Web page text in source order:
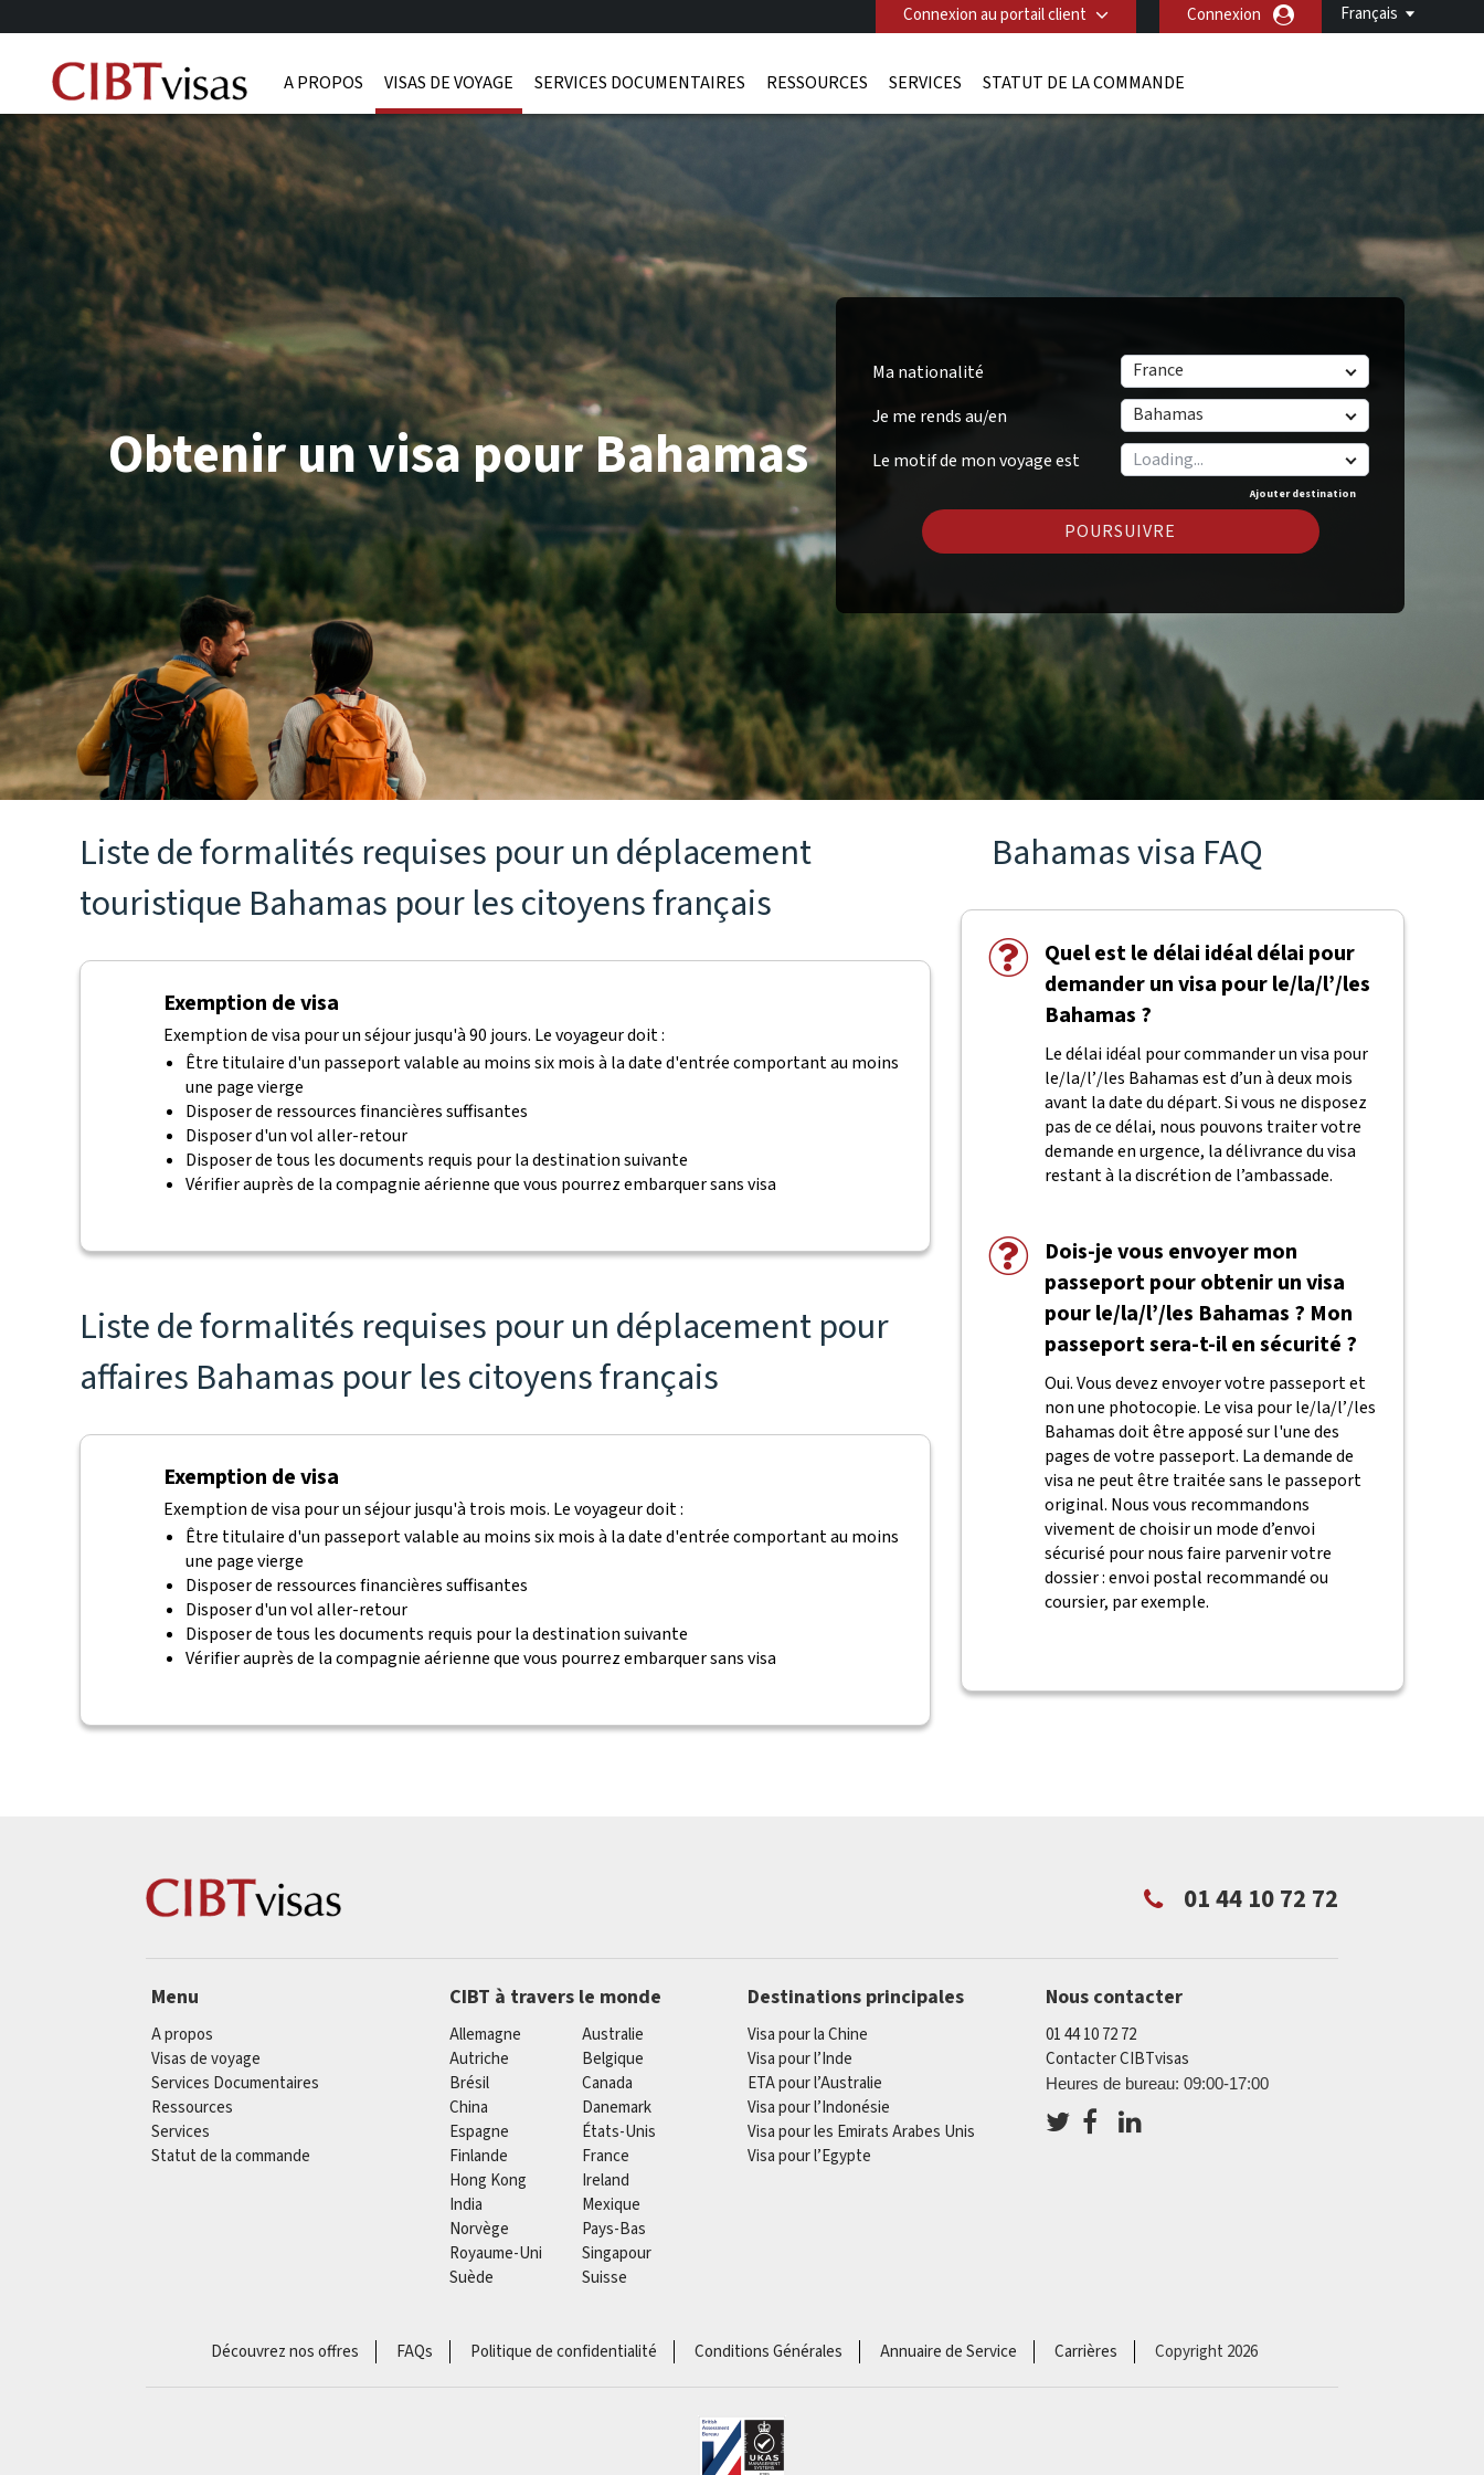
Français
Connexion au portail client Connexion
A PROPOS VISAS DE VOYAGE SERVICES DOCUMENTAIRES RESSOURCES SERVICES STATUT DE LA COMMANDE
Ma nationalité
France
Je me rends au/en
Bahamas
Le motif de mon voyage est
Ajouter destination
POURSUIVRE
Obtenir un visa pour Bahamas
Liste de formalités requises pour un déplacement
touristique Bahamas pour les citoyens français
Exemption de visa
Exemption de visa pour un séjour jusqu'à 90 jours. Le voyageur doit :
Être titulaire d'un passeport valable au moins six mois à la date d'entrée comportant au moins
une page vierge
Disposer de ressources financières suffisantes
Disposer d'un vol aller-retour
Disposer de tous les documents requis pour la destination suivante
Vérifier auprès de la compagnie aérienne que vous pourrez embarquer sans visa
Liste de formalités requises pour un déplacement pour
affaires Bahamas pour les citoyens français
Exemption de visa
Exemption de visa pour un séjour jusqu'à trois mois. Le voyageur doit :
Être titulaire d'un passeport valable au moins six mois à la date d'entrée comportant au moins
une page vierge
Disposer de ressources financières suffisantes
Disposer d'un vol aller-retour
Disposer de tous les documents requis pour la destination suivante
Vérifier auprès de la compagnie aérienne que vous pourrez embarquer sans visa
Bahamas visa FAQ
Quel est le délai idéal délai pour
demander un visa pour le/la/l’/les
Bahamas ?
Le délai idéal pour commander un visa pour
le/la/l’/les Bahamas est d’un à deux mois
avant la date du départ. Si vous ne disposez
pas de ce délai, nous pouvons traiter votre
demande en urgence, la délivrance du visa
restant à la discrétion de l’ambassade.
Dois-je vous envoyer mon
passeport pour obtenir un visa
pour le/la/l’/les Bahamas ? Mon
passeport sera-t-il en sécurité ?
Oui. Vous devez envoyer votre passeport et
non une photocopie. Le visa pour le/la/l’/les
Bahamas doit être apposé sur l'une des
pages de votre passeport. La demande de
visa ne peut être traitée sans le passeport
original. Nous vous recommandons
vivement de choisir un mode d’envoi
sécurisé pour nous faire parvenir votre
dossier : envoi postal recommandé ou
coursier, par exemple.
01 44 10 72 72
Menu
A propos
Visas de voyage
Services Documentaires
Ressources
Services
Statut de la commande
CIBT à travers le monde
Allemagne
Australie
Autriche
Belgique
Brésil
Canada
China
Danemark
Espagne
États-Unis
Finlande
France
Hong Kong
Ireland
India
Mexique
Norvège
Pays-Bas
Royaume-Uni
Singapour
Suède
Suisse
Destinations principales
Visa pour la Chine
Visa pour l’Inde
ETA pour l’Australie
Visa pour l’Indonésie
Visa pour les Emirats Arabes Unis
Visa pour l’Egypte
Nous contacter
01 44 10 72 72
Contacter CIBTvisas
Heures de bureau: 09:00-17:00
Découvrez nos offres FAQs Politique de confidentialité Conditions Générales Annuaire de Service Carrières Copyright 2026